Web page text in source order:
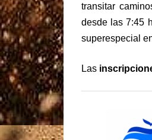
transitar
desde las 7:45
superespecial
Las